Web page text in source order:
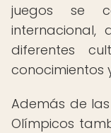
juegos se
internacional,
diferentes
conocimientos
Además de
Olímpicos